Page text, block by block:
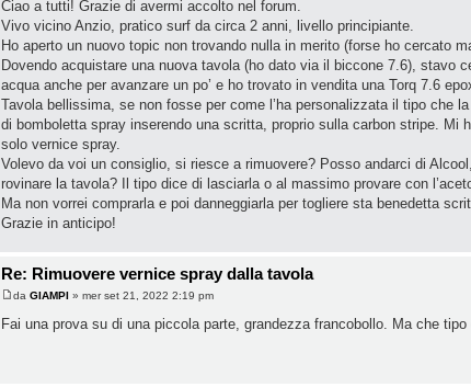
Ciao a tutti! Grazie di avermi accolto nel forum.
Vivo vicino Anzio, pratico surf da circa 2 anni, livello principiante.
Ho aperto un nuovo topic non trovando nulla in merito (forse ho cercato
Dovendo acquistare una nuova tavola (ho dato via il biccone 7.6), stavo
acqua anche per avanzare un po’ e ho trovato in vendita una Torq 7.6
Tavola bellissima, se non fosse per come l’ha personalizzata il tipo che
di bomboletta spray inserendo una scritta, proprio sulla carbon stripe. Mi
solo vernice spray.
Volevo da voi un consiglio, si riesce a rimuovere? Posso andarci di
rovinare la tavola? Il tipo dice di lasciarla o al massimo provare con
Ma non vorrei comprarla e poi danneggiarla per togliere sta benedetta
Grazie in anticipo!
Re: Rimuovere vernice spray dalla tavola
da GIAMPI » mer set 21, 2022 2:19 pm
Fai una prova su di una piccola parte, grandezza francobollo. Ma che